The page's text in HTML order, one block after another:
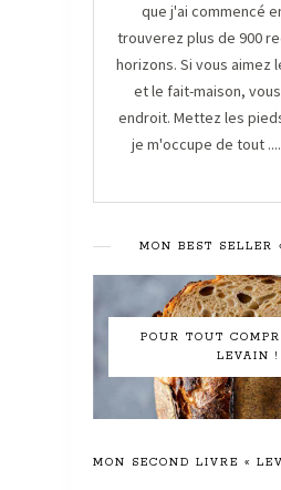
que j'ai commencé
trouverez plus de 900
horizons. Si vous aimez
et le fait-maison,
endroit. Mettez les
je m'occupe de tout
MON BEST SELLER
POUR TOUT
LEVAIN !
MON SECOND LIVRE «